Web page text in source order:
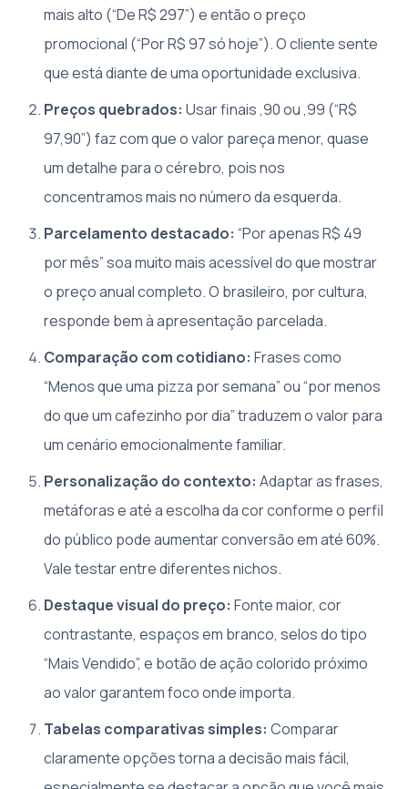
mais alto (“De R$ 297”) e então o preço
promocional (“Por R$ 97 só hoje”). O cliente sente
que está diante de uma oportunidade exclusiva.
Preços quebrados: Usar finais ,90 ou ,99 (“R$
97,90”) faz com que o valor pareça menor, quase
um detalhe para o cérebro, pois nos
concentramos mais no número da esquerda.
Parcelamento destacado: “Por apenas R$ 49
por mês” soa muito mais acessível do que mostrar
o preço anual completo. O brasileiro, por cultura,
responde bem à apresentação parcelada.
Comparação com cotidiano: Frases como
“Menos que uma pizza por semana” ou “por menos
do que um cafezinho por dia” traduzem o valor para
um cenário emocionalmente familiar.
Personalização do contexto: Adaptar as frases,
metáforas e até a escolha da cor conforme o perfil
do público pode aumentar conversão em até 60%.
Vale testar entre diferentes nichos.
Destaque visual do preço: Fonte maior, cor
contrastante, espaços em branco, selos do tipo
“Mais Vendido”, e botão de ação colorido próximo
ao valor garantem foco onde importa.
Tabelas comparativas simples: Comparar
claramente opções torna a decisão mais fácil,